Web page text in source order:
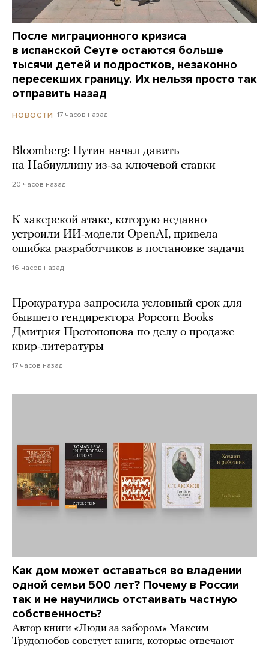
После миграционного кризиса
в испанской Сеуте остаются больше
тысячи детей и подростков, незаконно
пересекших границу. Их нельзя просто так
отправить назад
НОВОСТИ 17 часов назад
Bloomberg: Путин начал давить
на Набиуллину из-за ключевой ставки
20 часов назад
К хакерской атаке, которую недавно
устроили ИИ-модели OpenAI, привела
ошибка разработчиков в постановке задачи
16 часов назад
Прокуратура запросила условный срок для
бывшего гендиректора Popcorn Books
Дмитрия Протопопова по делу о продаже
квир-литературы
17 часов назад
Как дом может оставаться во владении
одной семьи 500 лет? Почему в России
так и не научились отстаивать частную
собственность?
Автор книги «Люди за забором» Максим
Трудолюбов советует книги, которые отвечают